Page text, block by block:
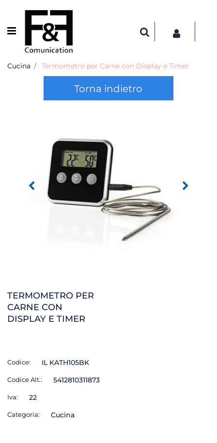
Open menu
Cucina Termometro per Carne con Display e Timer
Torna indietro
TERMOMETRO PER
CARNE CON
DISPLAY E TIMER
Codice: IL KATH105BK
Codice Alt.: 5412810311873
Iva: 22
Categoria: Cucina